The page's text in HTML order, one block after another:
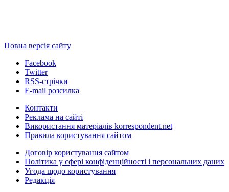
Повна версія сайту
Facebook
Twitter
RSS-стрічки
E-mail розсилка
Контакти
Реклама на сайті
Використання матеріалів korrespondent.net
Правила користування сайтом
Договір користування сайтом
Політика у сфері конфіденційності і персональних даних
Угода щодо користування
Редакція